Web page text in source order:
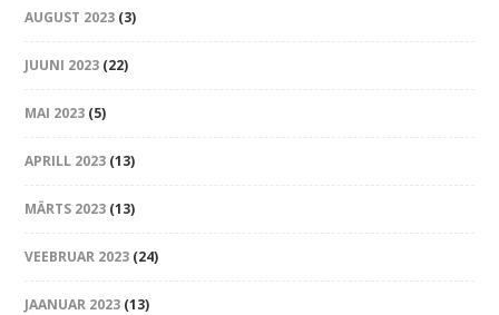
AUGUST 2023 (3)
JUUNI 2023 (22)
MAI 2023 (5)
APRILL 2023 (13)
MÄRTS 2023 (13)
VEEBRUAR 2023 (24)
JAANUAR 2023 (13)